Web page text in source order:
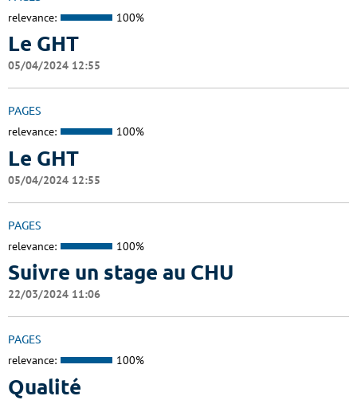
relevance: 100%
Le GHT
05/04/2024 12:55
PAGES
relevance: 100%
Le GHT
05/04/2024 12:55
PAGES
relevance: 100%
Suivre un stage au CHU
22/03/2024 11:06
PAGES
relevance: 100%
Qualité